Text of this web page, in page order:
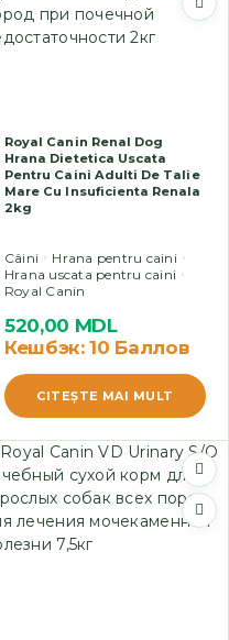
Royal Canin Renal Dog
Hrana Dietetica Uscata
Pentru Caini Adulti De Talie
Mare Cu Insuficienta Renala
2kg
Câini
Hrana pentru caini
Hrana uscata pentru caini
Royal Canin
520,00 MDL
Кешбэк:10 Баллов
CITEŞTE MAI MULT